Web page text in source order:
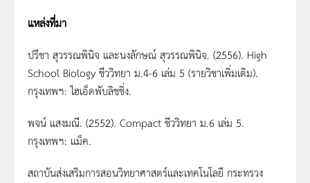
แหล่งที่มา
ปรีชา สุวรรณพินิจ และนงลักษณ์ สุวรรณพินิจ. (2556). High
School Biology ชีววิทยา ม.4-6 เล่ม 5 (รายวิชาเพิ่มเติม).
กรุงเทพฯ: ไฮเอ็ดพับลิชชิ่ง.
พจน์ แสงมณี. (2552). Compact ชีววิทยา ม.6 เล่ม 5.
กรุงเทพฯ: แม็ค.
สถาบันส่งเสริมการสอนวิทยาศาสตร์และเทคโนโลยี กระทรวง